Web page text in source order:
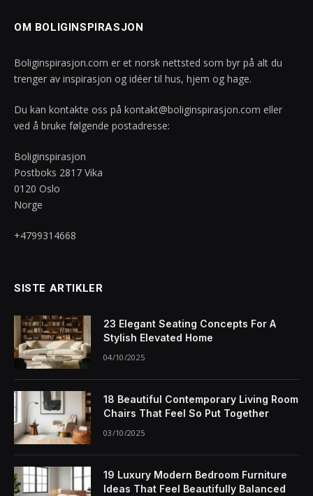
OM BOLIGINSPIRASJON
Boliginspirasjon.com er et norsk nettsted som byr på alt du
trenger av inspirasjon og idéer til hus, hjem og hage.
Du kan kontakte oss på kontakt@boliginspirasjon.com eller
ved å bruke følgende postadresse:
Boliginspirasjon
Postboks 2817 Vika
0120 Oslo
Norge
+4799314668
SISTE ARTIKLER
23 Elegant Seating Concepts For A
Stylish Elevated Home
04/10/2025
18 Beautiful Contemporary Living Room
Chairs That Feel So Put Together
03/10/2025
19 Luxury Modern Bedroom Furniture
Ideas That Feel Beautifully Balanced